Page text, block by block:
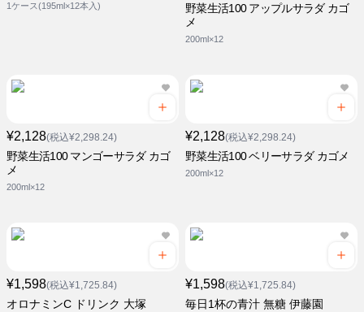
1ケース(195ml×12本入)
野菜生活100 アップルサラダ カゴ
メ
200ml×12
¥2,128(税込¥2,298.24)
野菜生活100 マンゴーサラダ カゴ
メ
200ml×12
¥2,128(税込¥2,298.24)
野菜生活100 ベリーサラダ カゴメ
200ml×12
¥1,598(税込¥1,725.84)
オロナミンC ドリンク 大塚
¥1,598(税込¥1,725.84)
毎日1杯の青汁 無糖 伊藤園